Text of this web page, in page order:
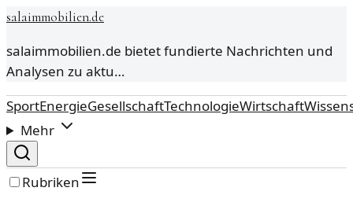
salaimmobilien.de
salaimmobilien.de bietet fundierte Nachrichten und
Analysen zu aktu…
SportEnergieGesellschaftTechnologieWirtschaft
Mehr
Rubriken